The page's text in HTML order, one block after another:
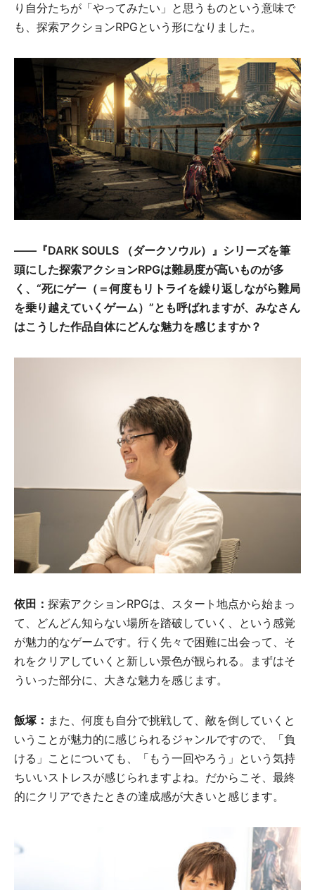
り自分たちが「やってみたい」と思うものという意味で
も、探索アクションRPGという形になりました。
――『DARK SOULS （ダークソウル）』シリーズを筆
頭にした探索アクションRPGは難易度が高いものが多
く、“死にゲー（＝何度もリトライを繰り返しながら難局
を乗り越えていくゲーム）”とも呼ばれますが、みなさん
はこうした作品自体にどんな魅力を感じますか？
依田： 探索アクションRPGは、スタート地点から始まっ
て、どんどん知らない場所を踏破していく、という感覚
が魅力的なゲームです。行く先々で困難に出会って、そ
れをクリアしていくと新しい景色が観られる。まずはそ
ういった部分に、大きな魅力を感じます。
飯塚： また、何度も自分で挑戦して、敵を倒していくと
いうことが魅力的に感じられるジャンルですので、「負
ける」ことについても、「もう一回やろう」という気持
ちいいストレスが感じられますよね。だからこそ、最終
的にクリアできたときの達成感が大きいと感じます。